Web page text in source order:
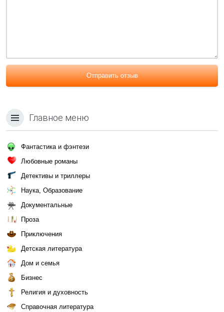
Отправить отзыв
Главное меню
Фантастика и фэнтези
Любовные романы
Детективы и триллеры
Наука, Образование
Документальные
Проза
Приключения
Детская литература
Дом и семья
Бизнес
Религия и духовность
Справочная литература